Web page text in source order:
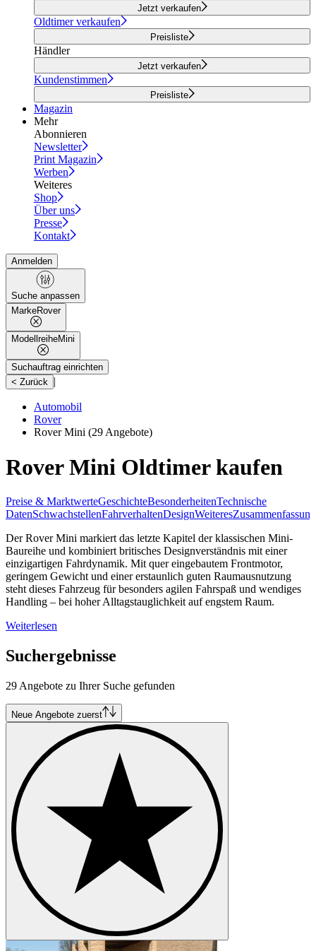
Jetzt verkaufen
Oldtimer verkaufen
Preisliste
Händler
Jetzt verkaufen
Kundenstimmen
Preisliste
Magazin
Mehr
Abonnieren
Newsletter
Print Magazin
Werben
Weiteres
Shop
Über uns
Presse
Kontakt
Anmelden
Suche anpassen
MarkeRover
ModellreiheMini
Suchauftrag einrichten
< Zurück |
Automobil
Rover
Rover Mini (29 Angebote)
Rover Mini Oldtimer kaufen
Preise & MarktwerteGeschichteBesonderheitenTechnische
DatenSchwachstellenFahrverhaltenDesignWeiteresZusammenfassung
Der Rover Mini markiert das letzte Kapitel der klassischen Mini-
Baureihe und kombiniert britisches Designverständnis mit einer
einzigartigen Fahrdynamik. Mit quer eingebautem Frontmotor,
geringem Gewicht und einer erstaunlich guten Raumausnutzung
steht dieses Fahrzeug für besonders agilen Fahrspaß und wendiges
Handling – bei hoher Alltagstauglichkeit auf engstem Raum.
Weiterlesen
Suchergebnisse
29 Angebote zu Ihrer Suche gefunden
Neue Angebote zuerst